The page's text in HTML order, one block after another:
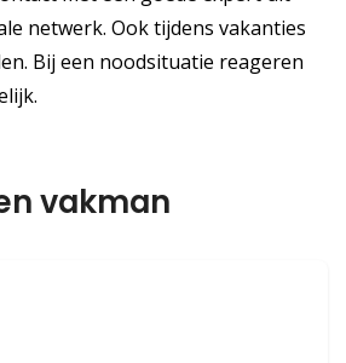
netwerk. Ook tijdens vakanties
Bij een noodsituatie reageren
vakman